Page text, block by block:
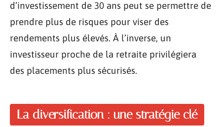
d’investissement de 30 ans peut se permettre de
prendre plus de risques pour viser des
rendements plus élevés. À l’inverse, un
investisseur proche de la retraite privilégiera
des placements plus sécurisés.
La diversification : une stratégie clé